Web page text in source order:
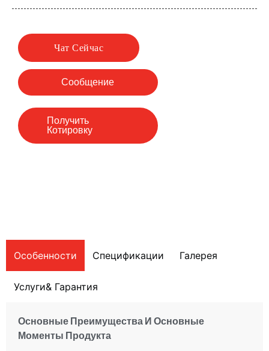
Чат Сейчас
Сообщение
Получить
Котировку
Особенности Спецификации Галерея
Услуги& Гарантия
Основные ПреимуществаИ Основные
Моменты Продукта